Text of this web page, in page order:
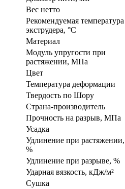
Вес нетто
Рекомендуемая температура
экструдера, °С
Материал
Модуль упругости при
растяжении, МПа
Цвет
Температура деформации
Твердость по Шору
Страна-производитель
Прочность на разрыв, МПа
Усадка
Удлинение при растяжении,
%
Удлинение при разрыве, %
Ударная вязкость, кДж/м²
Сушка